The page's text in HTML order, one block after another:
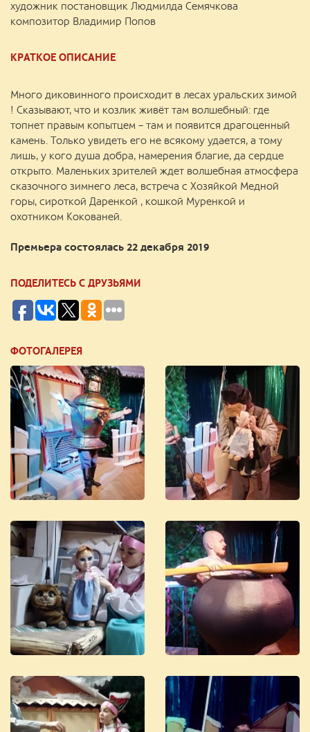
художник постановщик Людмилда Семячкова
композитор Владимир Попов
КРАТКОЕ ОПИСАНИЕ
Много диковинного происходит в лесах уральских зимой
! Сказывают, что и козлик живёт там волшебный: где
топнет правым копытцем – там и появится драгоценный
камень. Только увидеть его не всякому удается, а тому
лишь, у кого душа добра, намерения благие, да сердце
открыто. Маленьких зрителей ждет волшебная атмосфера
сказочного зимнего леса, встреча с Хозяйкой Медной
горы, сироткой Даренкой , кошкой Муренкой и
охотником Кокованей.
Премьера состоялась 22 декабря 2019
ПОДЕЛИТЕСЬ С ДРУЗЬЯМИ
ФОТОГАЛЕРЕЯ